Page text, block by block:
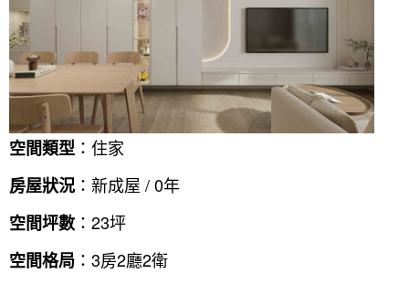
空間類型 ：住家
房屋狀況 ：新成屋 / 0年
空間坪數 ：23坪
空間格局 ：3房2廳2衛